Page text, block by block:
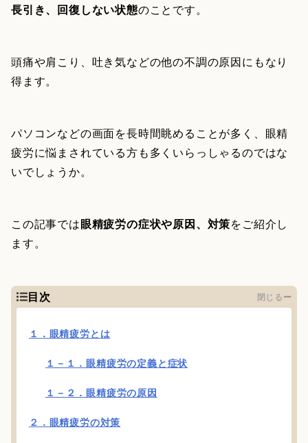
長引き、回復しない状態のことです。
頭痛や肩こり、吐き気などの他の不調の原因にもなり
得ます。
パソコンなどの画面を長時間眺めることが多く、眼精
疲労に悩まされている方も多くいらっしゃるのではな
いでしょうか。
この記事では眼精疲労の症状や原因、対策をご紹介し
ます。
目次 閉じる
１．眼精疲労とは
１－１．眼精疲労の定義と症状
１－２．眼精疲労の原因
２．眼精疲労の対策